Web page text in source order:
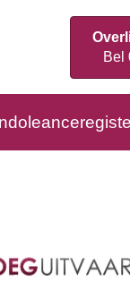
Bel